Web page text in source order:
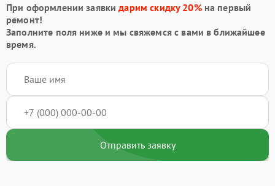
При оформлении заявкидарим скидку 20%на первый
ремонт!
Заполните поля ниже и мы свяжемся с вами в ближайшее
время.
Отправить заявку